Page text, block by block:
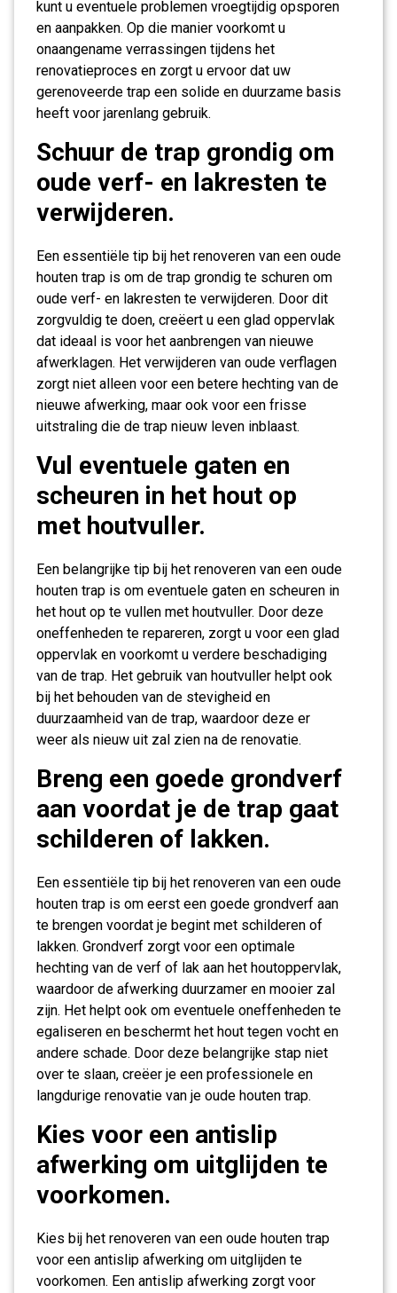
kunt u eventuele problemen vroegtijdig opsporen
en aanpakken. Op die manier voorkomt u
onaangename verrassingen tijdens het
renovatieproces en zorgt u ervoor dat uw
gerenoveerde trap een solide en duurzame basis
heeft voor jarenlang gebruik.
Schuur de trap grondig om
oude verf- en lakresten te
verwijderen.
Een essentiële tip bij het renoveren van een oude
houten trap is om de trap grondig te schuren om
oude verf- en lakresten te verwijderen. Door dit
zorgvuldig te doen, creëert u een glad oppervlak
dat ideaal is voor het aanbrengen van nieuwe
afwerklagen. Het verwijderen van oude verflagen
zorgt niet alleen voor een betere hechting van de
nieuwe afwerking, maar ook voor een frisse
uitstraling die de trap nieuw leven inblaast.
Vul eventuele gaten en
scheuren in het hout op
met houtvuller.
Een belangrijke tip bij het renoveren van een oude
houten trap is om eventuele gaten en scheuren in
het hout op te vullen met houtvuller. Door deze
oneffenheden te repareren, zorgt u voor een glad
oppervlak en voorkomt u verdere beschadiging
van de trap. Het gebruik van houtvuller helpt ook
bij het behouden van de stevigheid en
duurzaamheid van de trap, waardoor deze er
weer als nieuw uit zal zien na de renovatie.
Breng een goede grondverf
aan voordat je de trap gaat
schilderen of lakken.
Een essentiële tip bij het renoveren van een oude
houten trap is om eerst een goede grondverf aan
te brengen voordat je begint met schilderen of
lakken. Grondverf zorgt voor een optimale
hechting van de verf of lak aan het houtoppervlak,
waardoor de afwerking duurzamer en mooier zal
zijn. Het helpt ook om eventuele oneffenheden te
egaliseren en beschermt het hout tegen vocht en
andere schade. Door deze belangrijke stap niet
over te slaan, creëer je een professionele en
langdurige renovatie van je oude houten trap.
Kies voor een antislip
afwerking om uitglijden te
voorkomen.
Kies bij het renoveren van een oude houten trap
voor een antislip afwerking om uitglijden te
voorkomen. Een antislip afwerking zorgt voor